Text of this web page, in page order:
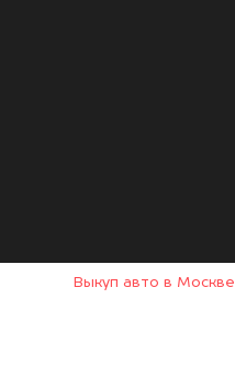
Выкуп авто в Москве